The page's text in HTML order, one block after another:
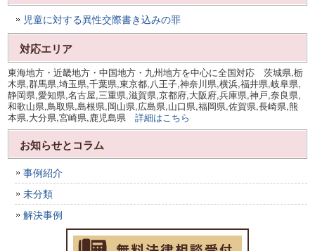
児童に対する異性交際書き込みの罪
対応エリア
東海地方・近畿地方・中国地方・九州地方を中心に全国対応 茨城県,栃
木県,群馬県,埼玉県,千葉県,東京都,八王子,神奈川県,横浜,福井県,岐阜県,
静岡県,愛知県,名古屋,三重県,滋賀県,京都府,大阪府,兵庫県,神戸,奈良県,
和歌山県,鳥取県,島根県,岡山県,広島県,山口県,福岡県,佐賀県,長崎県,熊
本県,大分県,宮崎県,鹿児島県詳細はこちら
お知らせとコラム
事例紹介
未分類
解決事例